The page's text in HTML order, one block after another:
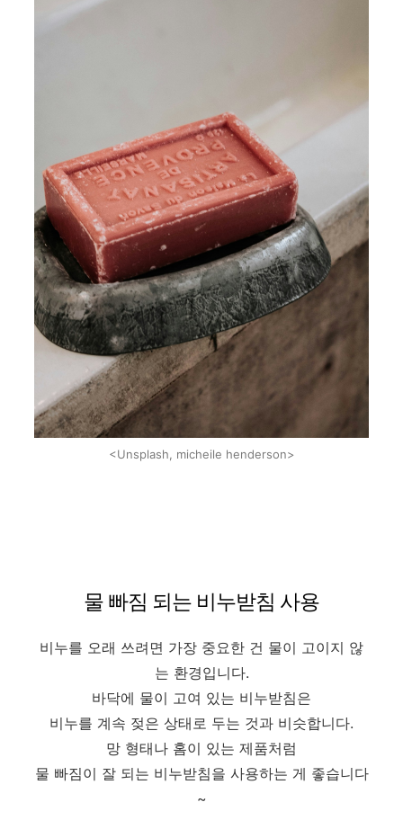
<Unsplash, micheile henderson>
물 빠짐 되는 비누받침 사용
비누를 오래 쓰려면 가장 중요한 건 물이 고이지 않
는 환경입니다.
바닥에 물이 고여 있는 비누받침은
비누를 계속 젖은 상태로 두는 것과 비슷합니다.
망 형태나 홈이 있는 제품처럼
물 빠짐이 잘 되는 비누받침을 사용하는 게 좋습니다
~